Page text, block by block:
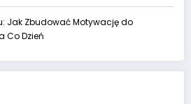
Jak Zbudować Motywację do
Co Dzień